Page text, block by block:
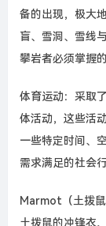
备的出现，极大
盲、雪洞、雪线
攀岩者必须掌握
体育运动：采取
体活动，这些活
一些特定时间、
需求满足的社会行
Marmot（土拨
土拨鼠的冲锋衣